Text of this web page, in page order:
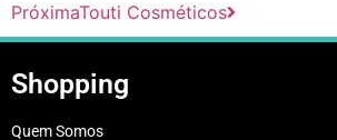
PróximaTouti Cosméticos
Shopping
Quem Somos